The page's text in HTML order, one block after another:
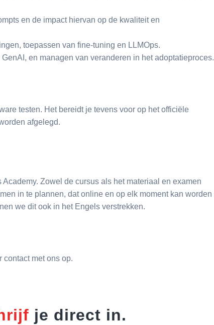
en de impact hiervan op de kwaliteit en
toepassen van fine-tuning en LLMOps.
en managen van veranderen in het adoptatieproces.
testen. Het bereidt je tevens voor op het officiële
afgelegd.
Zowel de cursus als het materiaal en examen
in te plannen, dat online en op elk moment kan worden
we dit ook in het Engels verstrekken.
contact met ons op.
je direct in.